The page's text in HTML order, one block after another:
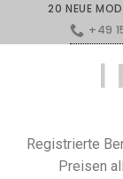
20 NEUE
+49
Registrierte
Preisen